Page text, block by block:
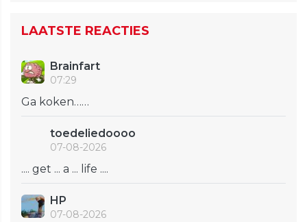
LAATSTE REACTIES
Brainfart
07:29
Ga koken……
toedeliedoooo
07-08-2026
.... get ... a ... life ....
HP
07-08-2026